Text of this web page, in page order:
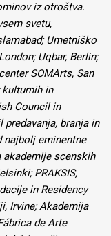
iz otroštva.
svetu,
Umetniško
Uqbar, Berlin;
SOMArts, San
in
Council in
branja in
najbolj eminentne
scenskih
PRAKSIS,
in Residency
Irvine; Akademija
de Arte